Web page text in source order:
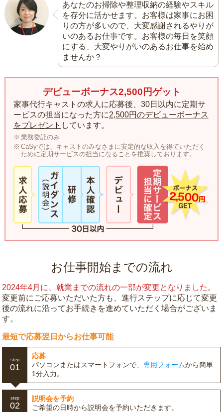
あなたのお掃除や整理収納の経験やスキル
を存分に活かせます。お客様は家事にお困
りの方が多いので、大変感謝されるやりが
いのあるお仕事です。お客様の毎日を笑顔
にする、大変やりがいのあるお仕事を始め
ませんか？
デビューボーナス2,500円ゲット
家事代行キャストの求人に応募後、30日以内に定期サ
ービスの担当になった方に2,500円のデビューボーナス
をプレゼント しています。
業務委託のみ
CaSyでは、キャストのみなさまに安定的な収入を得ていただく
ために定期サービスの担当になることを推奨しております。
お仕事開始までの流れ
2024年4月に、就業までの流れの一部が変更となりました。
変更前にご応募いただいた方も、進行ステップに応じて変更
後の流れに沿ってお手続きを進めていただく場合がございま
す。
最短で応募翌日からお仕事可能
step
01
応募
パソコンまたはスマートフォンで、専用フォームから簡単
1分入力。
step
02
説明会を予約
ご希望の日時から説明会を予約いただきます。